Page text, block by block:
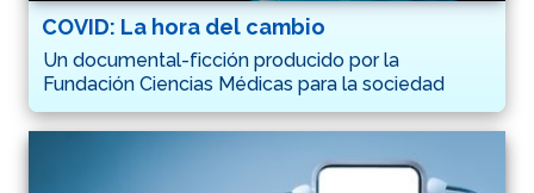
COVID: La hora del cambio
Un documental-ficción producido por la
Fundación Ciencias Médicas para la sociedad